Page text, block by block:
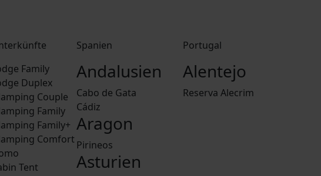
Family
Duplex
Couple
Family
Family+
Comfort
Tent
Spanien
Andalusien
Cabo de Gata
Cádiz
Aragon
Pirineos
Asturien
Portugal
Alentejo
Reserva Alecrim